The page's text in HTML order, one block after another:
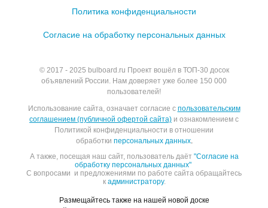
© 2017 - 2025 bulboard.ru Проект вошёл в ТОП-30 досок
объявлений России. Нам доверяет уже более 150 000
пользователей!
Использование сайта, означает согласие с пользовательским
соглашением (публичной офертой сайта) и ознакомлением с
Политикой конфиденциальности в отношении
обработки персональных данных.
А также, посещая наш сайт, пользователь даёт "Согласие на
обработку персональных данных"
С вопросами и предложениями по работе сайта обращайтесь
к администратору.
Политика конфиденциальности
Согласие на обработку персональных данных
Размещайтесь также на нашей новой доске